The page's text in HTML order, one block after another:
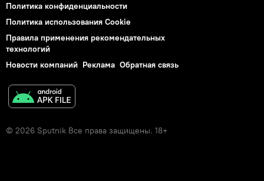
Политика конфиденциальности
Политика использования Cookie
Правила применения рекомендательных
технологий
Новости компаний Реклама Обратная связь
© 2026 Sputnik Все права защищены. 18+